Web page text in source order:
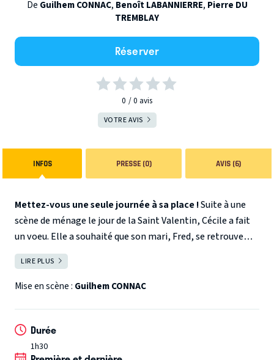
De Guilhem CONNAC, Benoît LABANNIERRE, Pierre DU
TREMBLAY
Réserver
0 0 avis
VOTRE AVIS
INFOS PRESSE (0) AVIS (6)
Mettez-vous une seule journée à sa place !Suite à une
scène de ménage le jour de la Saint Valentin, Cécile a fait
un voeu. Elle a souhaité que son mari, Fred, se retrouve
une seule journée à sa place.
Le lendemain, le voeu a été exaucé : Fred se retrouve dans
le corps de Cécile et Cécile, dans le corps de Fred. La visite
Dans la peau de ma femme
LIRE PLUS
Mise en scène : Guilhem CONNAC
Durée
1h30